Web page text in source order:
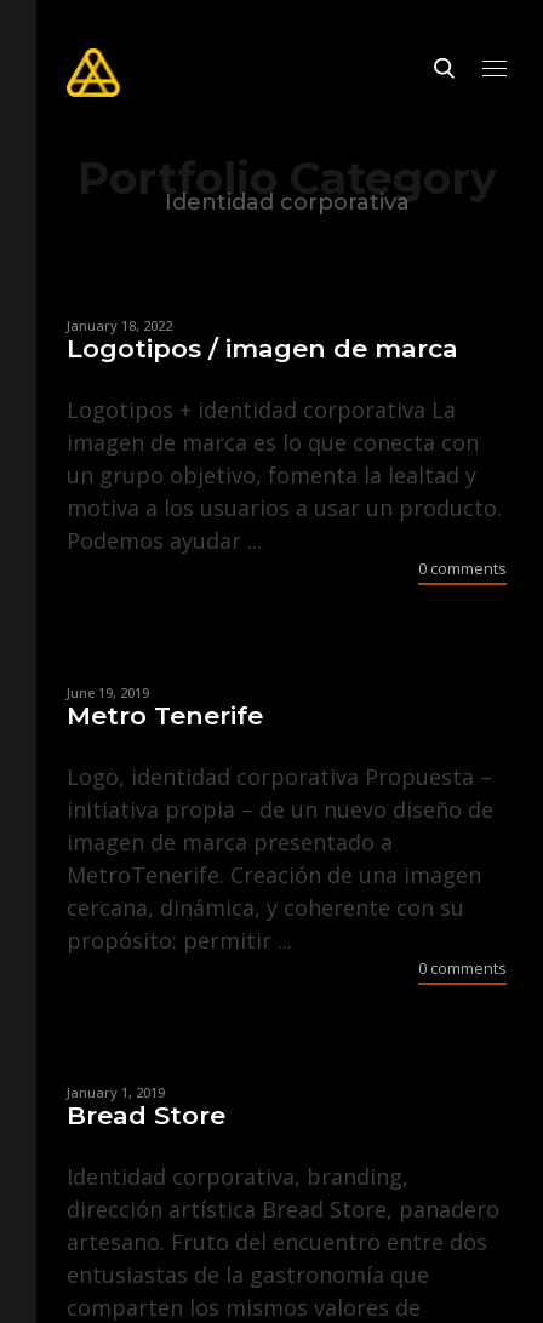
Portfolio Category
Identidad corporativa
January 18, 2022
Logotipos / imagen de marca
Logotipos + identidad corporativa La
imagen de marca es lo que conecta con
un grupo objetivo, fomenta la lealtad y
motiva a los usuarios a usar un producto.
Podemos ayudar ...
0 comments
June 19, 2019
Metro Tenerife
Logo, identidad corporativa Propuesta –
initiativa propia – de un nuevo diseño de
imagen de marca presentado a
MetroTenerife. Creación de una imagen
cercana, dinámica, y coherente con su
propósito: permitir ...
0 comments
January 1, 2019
Bread Store
Identidad corporativa, branding,
dirección artística Bread Store, panadero
artesano. Fruto del encuentro entre dos
entusiastas de la gastronomía que
comparten los mismos valores de